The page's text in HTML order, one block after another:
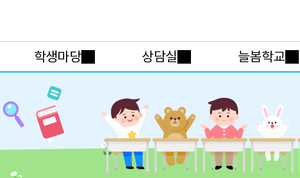
학생마당 상담실 늘봄학교